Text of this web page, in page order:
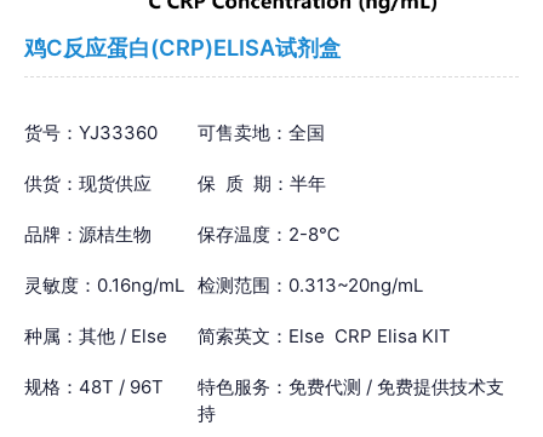
鸡C反应蛋白(CRP)ELISA试剂盒
货号：YJ33360 可售卖地：全国
供货：现货供应 保 质 期：半年
品牌：源桔生物 保存温度：2-8℃
灵敏度：0.16ng/mL 检测范围：0.313~20ng/mL
种属：其他 / Else 简索英文：Else CRP Elisa KIT
规格：48T / 96T
特色服务：免费代测 / 免费提供技术支
持